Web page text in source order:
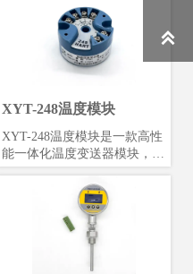
XYT-248温度模块
XYT-248温度模块是一款高性
能一体化温度变送器模块，支
持PT50、PT100、PT500、
PT1000热电阻及E、J、B、
K、N、R、S、T热电偶，同
时具备毫伏信号和电阻信号测
量能力。该模块隔离电压高达
